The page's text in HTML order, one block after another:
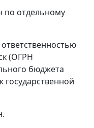
по отдельному
(ОГРН
бюджета
государственной